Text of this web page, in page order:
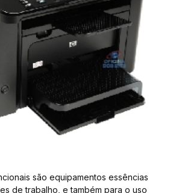
são equipamentos essências
de trabalho, e também para o uso